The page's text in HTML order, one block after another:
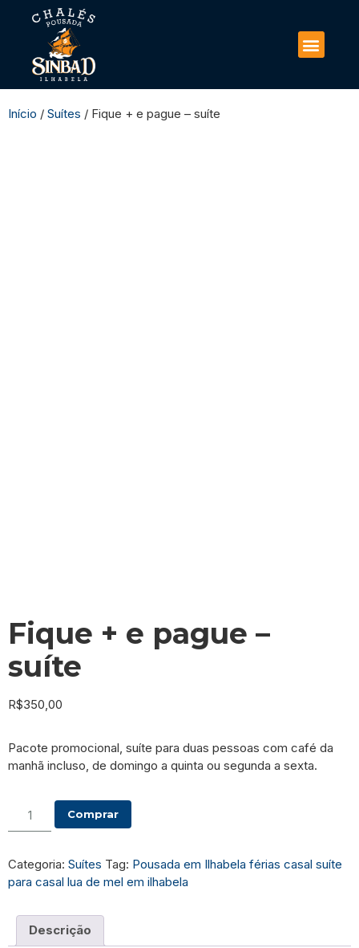
Início / Suítes / Fique + e pague – suíte
Fique + e pague –
suíte
R$350,00
Pacote promocional, suíte para duas pessoas com café da
manhã incluso, de domingo a quinta ou segunda a sexta.
Comprar
Categoria: Suítes Tag: Pousada em Ilhabela férias casal suíte
para casal lua de mel em ilhabela
Descrição